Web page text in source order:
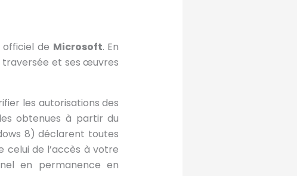
officiel de Microsoft. En
et ses œuvres
les autorisations des
obtenues à partir du
8) déclarent toutes
celui de l’accès à votre
en permanence en